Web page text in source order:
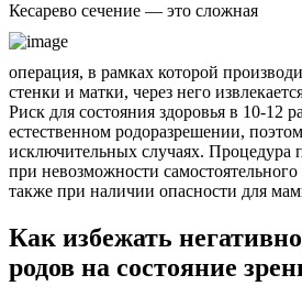
Кесарево сечение — это сложная
операция, в рамках которой
стенки и матки, через него
Риск для состояния здоровья в 10-12
естественном родоразрешении,
исключительных случаях. Процедура
при невозможности
также при наличии опасности для
Как избежать
родов на состояние